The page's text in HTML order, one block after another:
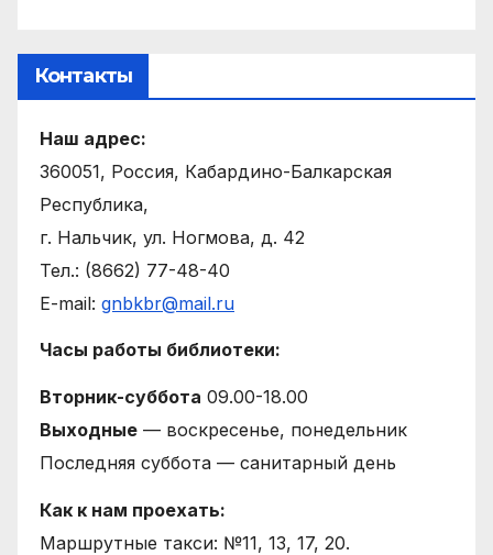
Контакты
Наш адрес:
360051, Россия, Кабардино-Балкарская
Республика,
г. Нальчик, ул. Ногмова, д. 42
Тел.: (8662) 77-48-40
E-mail: gnbkbr@mail.ru
Часы работы библиотеки:
Вторник-суббота 09.00-18.00
Выходные — воскресенье, понедельник
Последняя суббота — санитарный день
Как к нам проехать:
Маршрутные такси: №11, 13, 17, 20.